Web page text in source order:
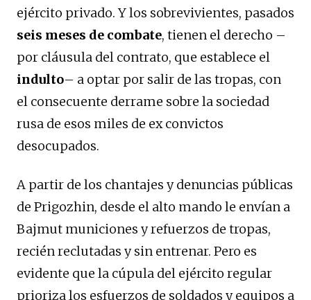
ejército privado. Y los sobrevivientes, pasados
seis meses de combate, tienen el derecho –
por cláusula del contrato, que establece el
indulto– a optar por salir de las tropas, con
el consecuente derrame sobre la sociedad
rusa de esos miles de ex convictos
desocupados.
A partir de los chantajes y denuncias públicas
de Prigozhin, desde el alto mando le envían a
Bajmut municiones y refuerzos de tropas,
recién reclutadas y sin entrenar. Pero es
evidente que la cúpula del ejército regular
prioriza los esfuerzos de soldados y equipos a